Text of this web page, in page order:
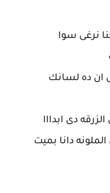
نرغى سوا
ان ده لسانك
دى ابدااا
دانا بميت